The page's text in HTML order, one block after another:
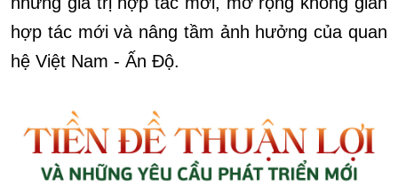
hợp tác mới và nâng tầm ảnh hưởng của quan
hệ Việt Nam - Ấn Độ.